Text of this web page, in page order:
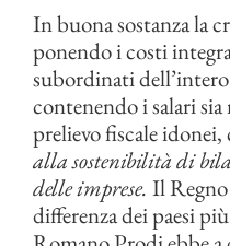
In buona sostanza la
ponendo i costi
subordinati
contenendo i salari
prelievo fiscale
alla sostenibilità di
delle imprese. Il
differenza dei paesi